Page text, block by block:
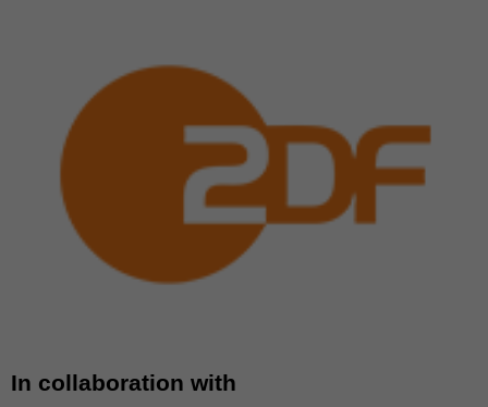
In collaboration with